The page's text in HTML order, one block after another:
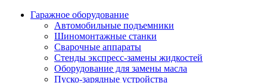
Гаражное оборудование
Автомобильные подъемники
Шиномонтажные станки
Сварочные аппараты
Стенды экспресс-замены жидкостей
Оборудование для замены масла
Пуско-зарядные устройства